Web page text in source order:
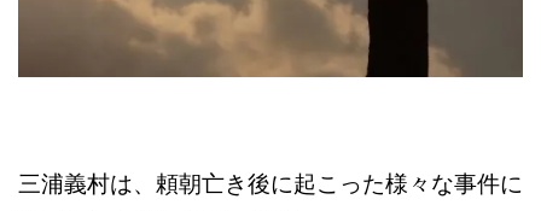
三浦義村は、頼朝亡き後に起こった様々な事件に